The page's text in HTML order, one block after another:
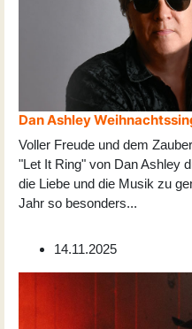
Dan Ashley
Voller Freude und dem
"Let It Ring" von Dan Ashley
die Liebe und die Musik zu
Jahr so besonders...
14.11.2025